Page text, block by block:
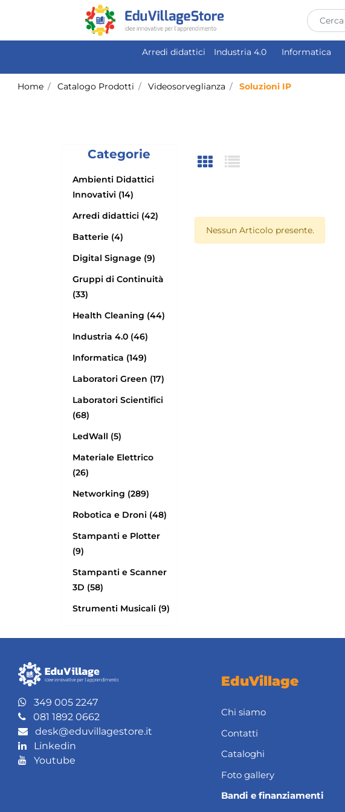
Arredi didattici Industria 4.0 Informatica
Home Catalogo Prodotti Videosorveglianza Soluzioni IP
Categorie
Ambienti Didattici
Innovativi (14)
Arredi didattici (42)
Batterie (4)
Digital Signage (9)
Gruppi di Continuità
(33)
Health Cleaning (44)
Industria 4.0 (46)
Informatica (149)
Laboratori Green (17)
Laboratori Scientifici
(68)
LedWall (5)
Materiale Elettrico
(26)
Networking (289)
Robotica e Droni (48)
Stampanti e Plotter
(9)
Stampanti e Scanner
3D (58)
Strumenti Musicali (9)
Nessun Articolo presente.
349 005 2247
081 1892 0662
desk@eduvillagestore.it
Linkedin
Youtube
EduVillage
Chi siamo
Contatti
Cataloghi
Foto gallery
Bandi e finanziamenti